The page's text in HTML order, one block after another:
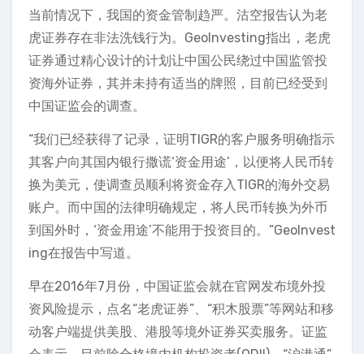
当前情况下，我国的资金管制趋严。沽空报告认为老
虎证券存在非法洗钱行为。GeoInvesting指出，老虎
证券通过精心设计的计划让中国公民绕过中国监管投
资海外证券，其并未持有适当的牌照，目前已经受到
中国证监会的调查。
“我们已经获得了记录，证明TIGR的客户服务明确指示
其客户向其国内银行撒谎‘资金用途’，以便将人民币转
换为美元，使调查员顺利将资金存入TIGR的海外交易
账户。而中国的法律明确规定，将人民币转换为外币
到国外时，‘资金用途’不能用于投资目的。”GeoInvest
ing在报告中写道。
早在2016年7月份，中国证监会就在官网发布境外投
资风险提示，点名“老虎证券”、“积木股票”等网站和移
动客户端提供美股、港股等境外证券买卖服务。证监